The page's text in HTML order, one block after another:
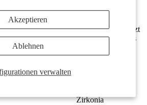
verwalten
Akzeptieren
Ablehnen
hochwertigem Edelstahl, verziert mit
Die mehrreihige schwarze Kordel setzt
strahlenden Anhänger und macht das
Accessoire für jeden Anlass.
Zirkonia